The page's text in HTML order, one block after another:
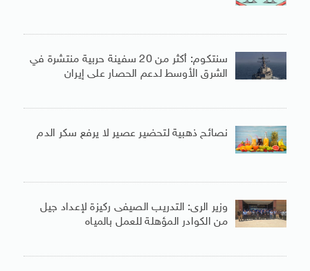
سنتكوم: أكثر من 20 سفينة حربية منتشرة في
الشرق الأوسط لدعم الحصار على إيران
نصائح ذهبية لتحضير عصير لا يرفع سكر الدم
وزير الرى: التدريب الصيفى ركيزة لإعداد جيل
من الكوادر المؤهلة للعمل بالمياه